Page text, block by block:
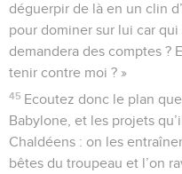
déguerpir de là en un clin
pour dominer sur lui car
demandera des comptes ?
tenir contre moi ? »
45 Ecoutez donc le plan
Babylone, et les projets
Chaldéens : on les
bêtes du troupeau et l’on